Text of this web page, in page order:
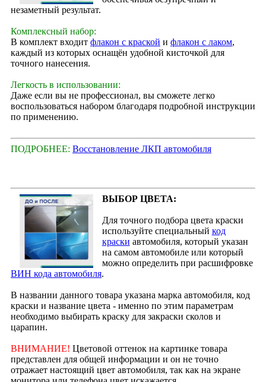
незаметный результат.
Комплексный набор:
В комплект входит флакон с краской и флакон с лаком,
каждый из которых оснащён удобной кисточкой для
точного нанесения.
Легкость в использовании:
Даже если вы не профессионал, вы сможете легко
воспользоваться набором благодаря подробной инструкции
по применению.
ПОДРОБНЕЕ: Восстановление ЛКП автомобиля
ВЫБОР ЦВЕТА:
Для точного подбора цвета краски
используйте специальный код
краски автомобиля, который указан
на самом автомобиле или который
можно определить при расшифровке
ВИН кода автомобиля.
В названии данного товара указана марка автомобиля, код
краски и название цвета - именно по этим параметрам
необходимо выбирать краску для закраски сколов и
царапин.
ВНИМАНИЕ! Цветовой оттенок на картинке товара
представлен для общей информации и он не точно
отражает настоящий цвет автомобиля, так как на экране